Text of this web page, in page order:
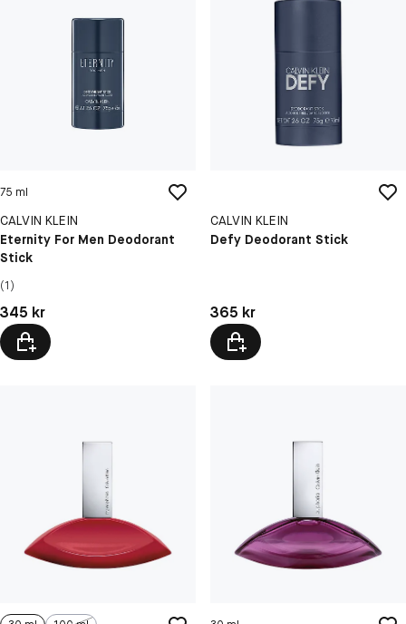
75 ml
CALVIN KLEIN
Eternity For Men Deodorant
Stick
(1)
Pris: 345 kr
345 kr
CALVIN KLEIN
Defy Deodorant Stick
Pris: 365 kr
365 kr